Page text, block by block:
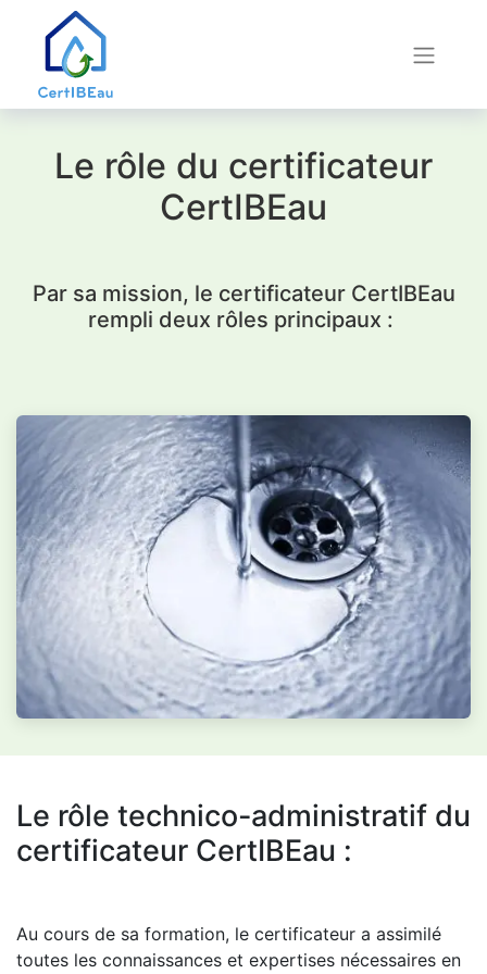
Le rôle du certificateur
CertIBEau
Par sa mission, le certificateur CertIBEau
rempli deux rôles principaux :
Le rôle technico-administratif du
certificateur CertIBEau :
Au cours de sa formation, le certificateur a assimilé
toutes les connaissances et expertises nécessaires en